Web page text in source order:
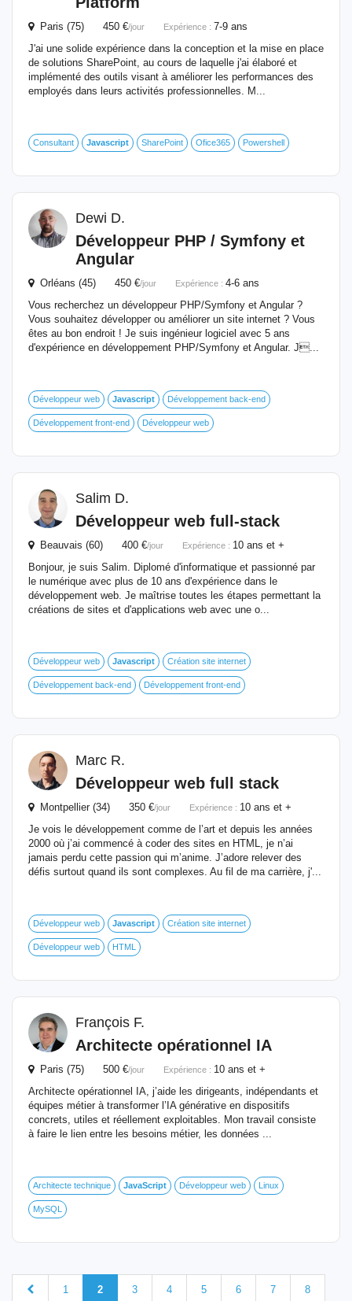
Paris (75) 450 €/jour Expérience : 7-9 ans
J'ai une solide expérience dans la conception et la mise en place
de solutions SharePoint, au cours de laquelle j'ai élaboré et
implémenté des outils visant à améliorer les performances des
employés dans leurs activités professionnelles. M...
Consultant Javascript SharePoint Ofice365 Powershell
Dewi D.
Développeur PHP / Symfony et
Angular
Orléans (45) 450 €/jour Expérience : 4-6 ans
Vous recherchez un développeur PHP/Symfony et Angular ?
Vous souhaitez développer ou améliorer un site internet ? Vous
êtes au bon endroit ! Je suis ingénieur logiciel avec 5 ans
d'expérience en développement PHP/Symfony et Angular. J...
Développeur web Javascript Développement back-end
Développement front-end Développeur web
Salim D.
Développeur web full-stack
Beauvais (60) 400 €/jour Expérience : 10 ans et +
Bonjour, je suis Salim. Diplomé d'informatique et passionné par
le numérique avec plus de 10 ans d'expérience dans le
développement web. Je maîtrise toutes les étapes permettant la
créations de sites et d'applications web avec une o...
Développeur web Javascript Création site internet
Développement back-end Développement front-end
Marc R.
Développeur web full stack
Montpellier (34) 350 €/jour Expérience : 10 ans et +
Je vois le développement comme de l’art et depuis les années
2000 où j’ai commencé à coder des sites en HTML, je n’ai
jamais perdu cette passion qui m’anime. J’adore relever des
défis surtout quand ils sont complexes. Au fil de ma carrière, j'...
Développeur web Javascript Création site internet
Développeur web HTML
François F.
Architecte opérationnel IA
Paris (75) 500 €/jour Expérience : 10 ans et +
Architecte opérationnel IA, j’aide les dirigeants, indépendants et
équipes métier à transformer l’IA générative en dispositifs
concrets, utiles et réellement exploitables. Mon travail consiste
à faire le lien entre les besoins métier, les données ...
Architecte technique JavaScript Développeur web Linux
MySQL
1 2 3 4 5 6 7 8